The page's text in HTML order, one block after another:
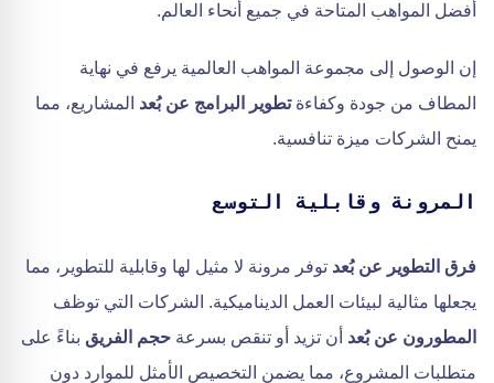
أفضل المواهب المتاحة في جميع أنحاء العالم.
إن الوصول إلى مجموعة المواهب العالمية يرفع في نهاية
المطاف من جودة وكفاءةتطوير البرامج عن بُعد المشاريع، مما
يمنح الشركات ميزة تنافسية.
المرونة وقابلية التوسع
فرق التطوير عن بُعد توفر مرونة لا مثيل لها وقابلية للتطوير، مما
يجعلها مثالية لبيئات العمل الديناميكية. الشركات التي توظف
المطورون عن بُعد أن تزيد أو تنقص بسرعة حجم الفريق بناءً على
متطلبات المشروع، مما يضمن التخصيص الأمثل للموارد دون